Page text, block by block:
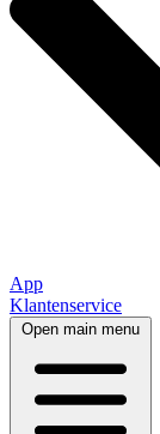
App
Klantenservice
Open main menu